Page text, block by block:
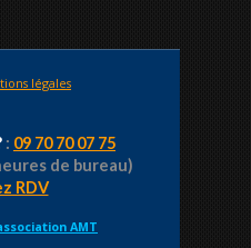
légales
: 09 70 70 07 75
de bureau)
RDV
AMT